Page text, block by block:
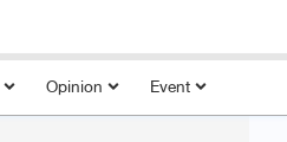
Opinion Event